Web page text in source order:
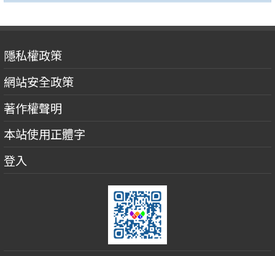
隱私權政策
網站安全政策
著作權聲明
本站使用正體字
登入